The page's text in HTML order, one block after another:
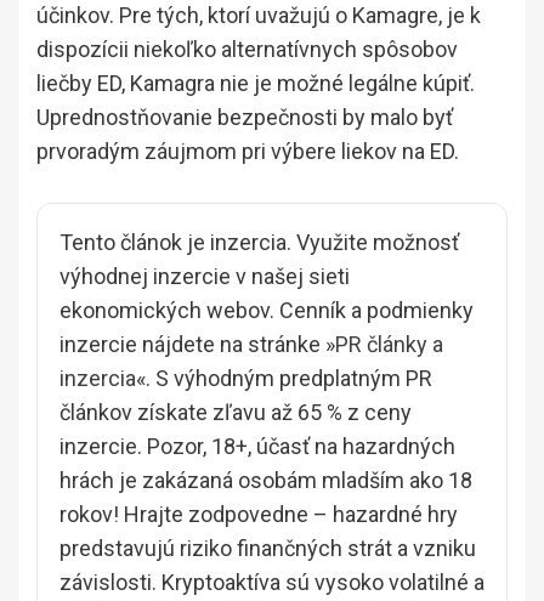
účinkov. Pre tých, ktorí uvažujú o Kamagre, je k
dispozícii niekoľko alternatívnych spôsobov
liečby ED, Kamagra nie je možné legálne kúpiť.
Uprednostňovanie bezpečnosti by malo byť
prvoradým záujmom pri výbere liekov na ED.
Tento článok je inzercia. Využite možnosť
výhodnej inzercie v našej sieti
ekonomických webov. Cenník a podmienky
inzercie nájdete na stránke »PR články a
inzercia«. S výhodným predplatným PR
článkov získate zľavu až 65 % z ceny
inzercie. Pozor, 18+, účasť na hazardných
hrách je zakázaná osobám mladším ako 18
rokov! Hrajte zodpovedne – hazardné hry
predstavujú riziko finančných strát a vzniku
závislosti. Kryptoaktíva sú vysoko volatilné a